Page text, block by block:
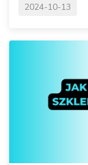
2024-10-13